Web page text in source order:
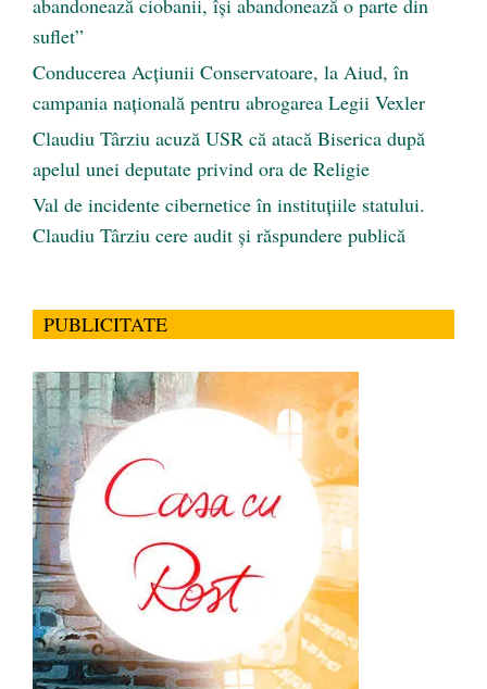
abandonează ciobanii, își abandonează o parte din
suflet”
Conducerea Acțiunii Conservatoare, la Aiud, în
campania națională pentru abrogarea Legii Vexler
Claudiu Târziu acuză USR că atacă Biserica după
apelul unei deputate privind ora de Religie
Val de incidente cibernetice în instituțiile statului.
Claudiu Târziu cere audit și răspundere publică
PUBLICITATE